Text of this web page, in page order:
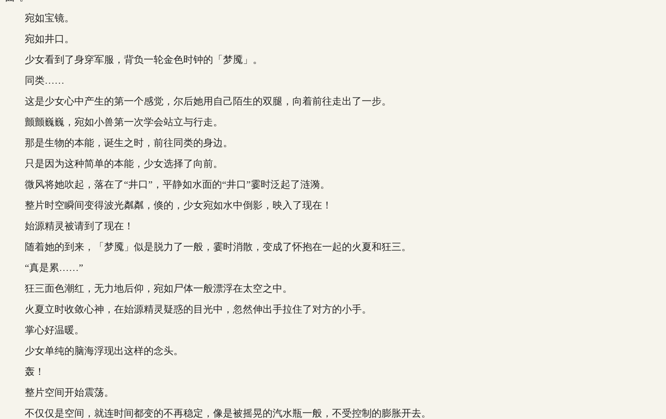
宛如宝镜。
宛如井口。
少女看到了身穿军服，背负一轮金色时钟的「梦魇」。
同类……
这是少女心中产生的第一个感觉，尔后她用自己陌生的双腿，向着前往走出了一步。
颤颤巍巍，宛如小兽第一次学会站立与行走。
那是生物的本能，诞生之时，前往同类的身边。
只是因为这种简单的本能，少女选择了向前。
微风将她吹起，落在了“井口”，平静如水面的“井口”霎时泛起了涟漪。
整片时空瞬间变得波光粼粼，倏的，少女宛如水中倒影，映入了现在！
始源精灵被请到了现在！
随着她的到来，「梦魇」似是脱力了一般，霎时消散，变成了怀抱在一起的火夏和狂三。
“真是累……”
狂三面色潮红，无力地后仰，宛如尸体一般漂浮在太空之中。
火夏立时收敛心神，在始源精灵疑惑的目光中，忽然伸出手拉住了对方的小手。
掌心好温暖。
少女单纯的脑海浮现出这样的念头。
轰！
整片空间开始震荡。
不仅仅是空间，就连时间都变的不再稳定，像是被摇晃的汽水瓶一般，不受控制的膨胀开去。